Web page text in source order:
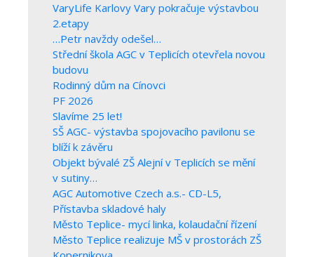
VaryLife Karlovy Vary pokračuje výstavbou
2.etapy
…Petr navždy odešel…
Střední škola AGC v Teplicích otevřela novou
budovu
Rodinný dům na Cínovci
PF 2026
Slavíme 25 let!
SŠ AGC- výstavba spojovacího pavilonu se
blíží k závěru
Objekt bývalé ZŠ Alejní v Teplicích se mění
v sutiny…
AGC Automotive Czech a.s.- CD-L5,
Přístavba skladové haly
Město Teplice- mycí linka, kolaudační řízení
Město Teplice realizuje MŠ v prostorách ZŠ